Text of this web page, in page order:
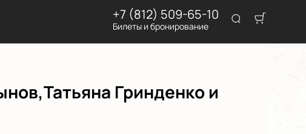
+7 (812) 509-65-10
Билеты и бронирование
Гринденко и